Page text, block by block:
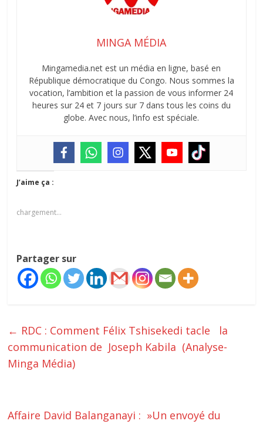
MINGA MÉDIA
Mingamedia.net est un média en ligne, basé en
République démocratique du Congo. Nous sommes la
vocation, l’ambition et la passion de vous informer 24
heures sur 24 et 7 jours sur 7 dans tous les coins du
globe. Avec nous, l’info est spéciale.
J’aime ça :
chargement…
Partager sur
← ‎RDC : Comment Félix Tshisekedi tacle la
communication de Joseph Kabila (Analyse-
Minga Média)‎‎
Affaire David Balanganayi : »Un envoyé du